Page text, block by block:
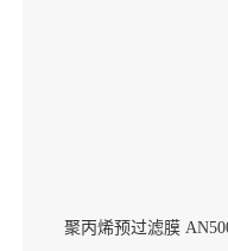
聚丙烯预过滤膜